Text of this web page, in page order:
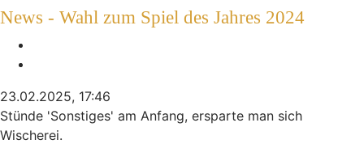
News - Wahl zum Spiel des Jahres 2024
23.02.2025, 17:46
Stünde 'Sonstiges' am Anfang, ersparte man sich
Wischerei.